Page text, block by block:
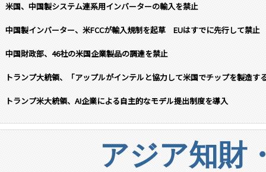
米国、中国製システム連系用インバーターの輸入を禁止
中国製インバーター、米FCCが輸入規制を起草 EUはすでに先行して禁止
中国財政部、46社の米国企業製品の調達を禁止
トランプ大統領、「アップルがインテルと協力して米国でチップを製造す
トランプ米大統領、AI企業による自主的なモデル提出制度を導入
アジア知財